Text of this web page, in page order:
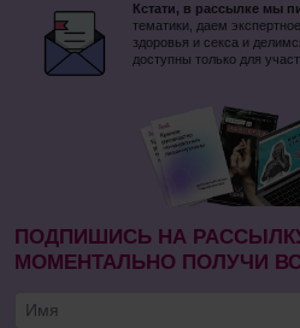
Кстати, в рассылке мы
тематики, даем
здоровья и секса и
доступны только для
ПОДПИШИСЬ НА РАССЫЛКУ
МОМЕНТАЛЬНО ПОЛУЧИ